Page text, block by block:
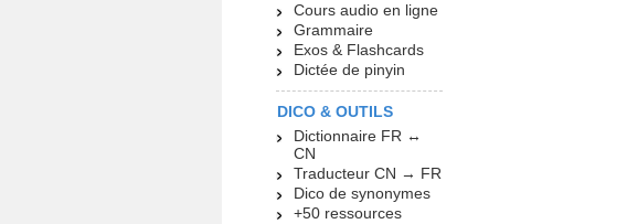
Cours audio en ligne
Grammaire
Exos & Flashcards
Dictée de pinyin
DICO & OUTILS
Dictionnaire FR ↔
CN
Traducteur CN → FR
Dico de synonymes
+50 ressources